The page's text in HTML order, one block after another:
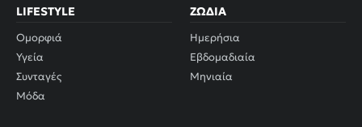
LIFESTYLE
Ομορφιά
Υγεία
Συνταγές
Μόδα
ΖΏΔΙΑ
Ημερήσια
Εβδομαδιαία
Μηνιαία